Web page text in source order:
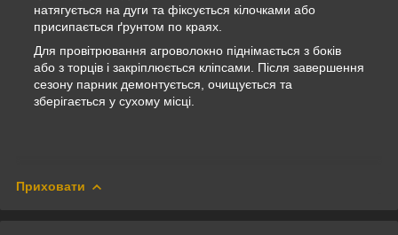
натягується на дуги та фіксується кілочками або
присипається ґрунтом по краях.
Для провітрювання агроволокно піднімається з боків
або з торців і закріплюється кліпсами. Після завершення
сезону парник демонтується, очищується та
зберігається у сухому місці.
Приховати